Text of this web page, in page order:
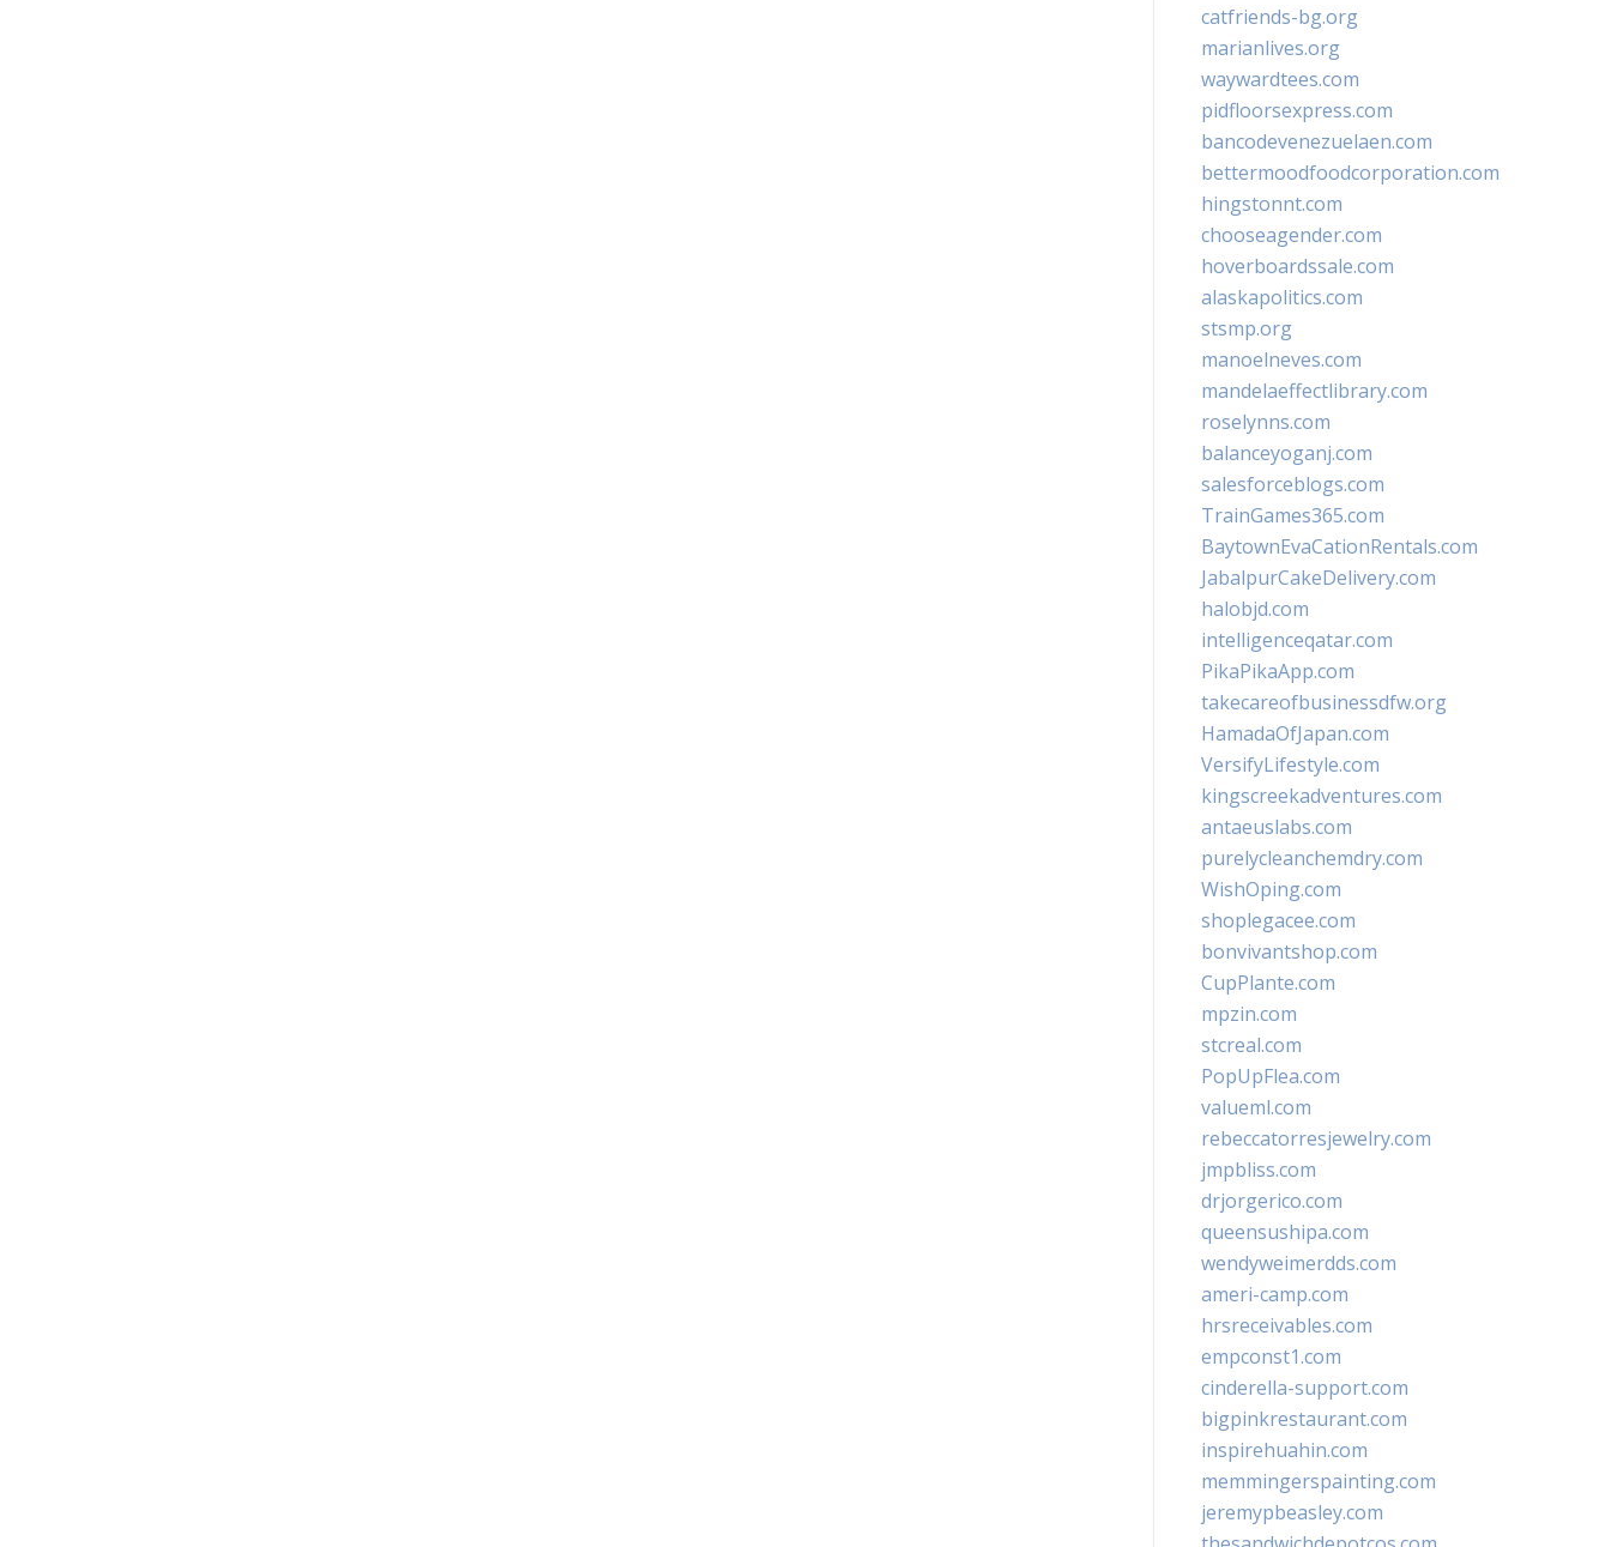
catfriends-bg.org
marianlives.org
waywardtees.com
pidfloorsexpress.com
bancodevenezuelaen.com
bettermoodfoodcorporation.com
hingstonnt.com
chooseagender.com
hoverboardssale.com
alaskapolitics.com
stsmp.org
manoelneves.com
mandelaeffectlibrary.com
roselynns.com
balanceyoganj.com
salesforceblogs.com
TrainGames365.com
BaytownEvaCationRentals.com
JabalpurCakeDelivery.com
halobjd.com
intelligenceqatar.com
PikaPikaApp.com
takecareofbusinessdfw.org
HamadaOfJapan.com
VersifyLifestyle.com
kingscreekadventures.com
antaeuslabs.com
purelycleanchemdry.com
WishOping.com
shoplegacee.com
bonvivantshop.com
CupPlante.com
mpzin.com
stcreal.com
PopUpFlea.com
valueml.com
rebeccatorresjewelry.com
jmpbliss.com
drjorgerico.com
queensushipa.com
wendyweimerdds.com
ameri-camp.com
hrsreceivables.com
empconst1.com
cinderella-support.com
bigpinkrestaurant.com
inspirehuahin.com
memmingerspainting.com
jeremypbeasley.com